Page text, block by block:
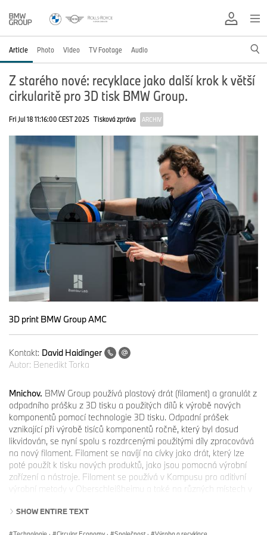
Article Photo Video TV Footage Audio
Z starého nové: recyklace jako další krok k větší
cirkularitě pro 3D tisk BMW Group.
Fri Jul 18 11:16:00 CEST 2025 Tisková zpráva ARCHIV
3D print BMW Group AMC
Kontakt: David Haidinger
Autor: Benedikt Torka
Mnichov. BMW Group používá plastový drát (filament) a granulát z
odpadního prášku z 3D tisku a použitých dílů k výrobě nových
komponentů pomocí technologie 3D tisku. Odpadní prášek
vznikající při výrobě tisíců komponentů ročně, který byl dosud
likvidován, se nyní spolu s rozdrcenými použitými díly zpracovává
na nový filament. Filament se navíjí na cívky jako drát, který lze
poté použít k tisku nových produktů, jako jsou pomocná výrobní
zařízení a nástroje. Filament se používá v Kampusu pro aditivní
výrobní metody v Oberschleißheimu a také na různých místech v
filamentu pro proces Fused Filament Fabrication (FFF) poskytuje
SHOW ENTIRE TEXT